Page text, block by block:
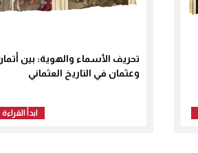
تحريف الأسماء والهوية: بين
وعثمان في التاريخ العثماني
ابدأ